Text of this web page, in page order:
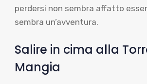
perdersi non sembra affatto
sembra un’avventura.
Salire in cima alla
Mangia